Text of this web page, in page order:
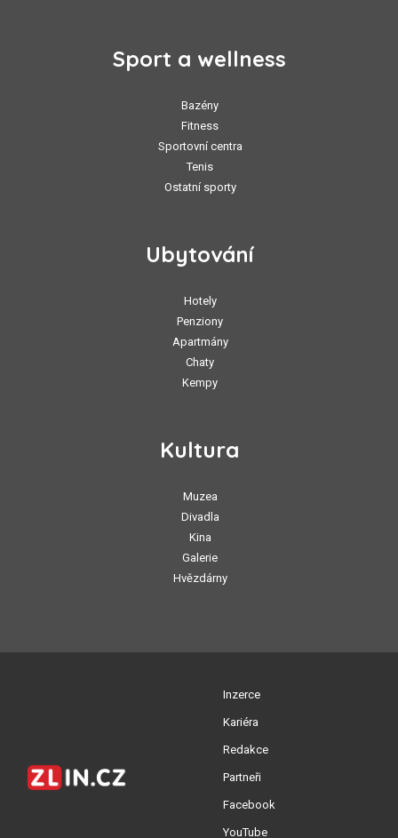
Sport a wellness
Bazény
Fitness
Sportovní centra
Tenis
Ostatní sporty
Ubytování
Hotely
Penziony
Apartmány
Chaty
Kempy
Kultura
Muzea
Divadla
Kina
Galerie
Hvězdárny
Inzerce
Kariéra
Redakce
Partneři
Facebook
YouTube